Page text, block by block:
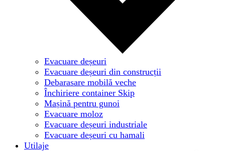
Evacuare deșeuri
Evacuare deșeuri din construcții
Debarasare mobilă veche
Închiriere container Skip
Mașină pentru gunoi
Evacuare moloz
Evacuare deșeuri industriale
Evacuare deșeuri cu hamali
Utilaje